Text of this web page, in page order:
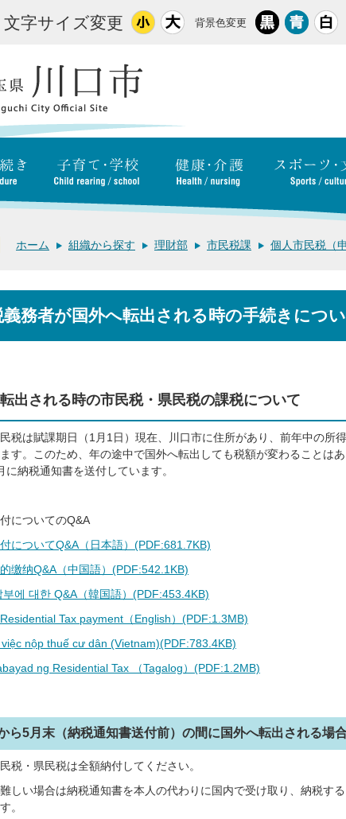
文字サイズ変更 背景色変更
ホーム 組織から探す 理財部 市民税課 個人市民税（申
義務者が国外へ転出される時の手続きにつ
出される時の市民税・県民税の課税について
税は賦課期日（1月1日）現在、川口市に住所があり、前年中の所
す。このため、年の途中で国外へ転出しても税額が変わることは
に納税通知書を送付しています。
についてのQ&A
についてQ&A（日本語）(PDF:681.7KB)
缴纳Q&A（中国語）(PDF:542.1KB)
부에 대한 Q&A（韓国語）(PDF:453.4KB)
Tax payment（English）(PDF:1.3MB)
nộp thuế cư dân (Vietnam)(PDF:783.4KB)
ng Residential Tax （Tagalog）(PDF:1.2MB)
ら5月末（納税通知書送付前）の間に国外へ転出される場
税・県民税は全額納付してください。
しい場合は納税通知書を本人の代わりに国内で受け取り、納税する
。